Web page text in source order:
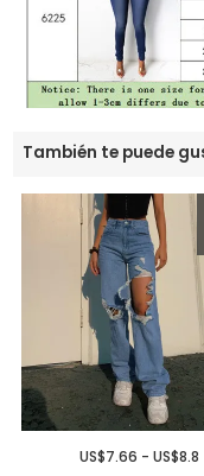
También te puede
US$7.66 - US$8.8